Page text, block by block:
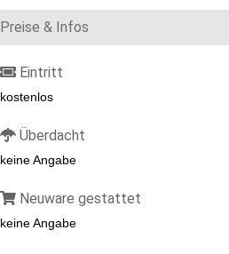
Preise & Infos
Eintritt
kostenlos
Überdacht
keine Angabe
Neuware gestattet
keine Angabe